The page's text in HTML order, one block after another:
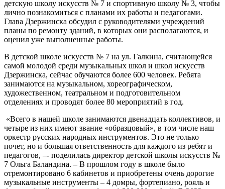
детскую школу искусств № 7 и спортивную школу № 3, чтобы
лично познакомиться с планами их работы и педагогами.
Глава Дзержинска обсудил с руководителями учреждений
планы по ремонту зданий, в которых они располагаются, и
оценил уже выполненные работы.
В детской школе искусств № 7 на ул. Галкина, считающейся
самой молодой среди музыкальных школ и школ искусств
Дзержинска, сейчас обучаются более 600 человек. Ребята
занимаются на музыкальном, хореографическом,
художественном, театральном и подготовительном
отделениях и проводят более 80 мероприятий в год.
«Всего в нашей школе занимаются двенадцать коллективов, и
четыре из них имеют звание «образцовый», в том числе наш
оркестр русских народных инструментов. Это не только
почет, но и большая ответственность для каждого из ребят и
педагогов, –- поделилась директор детской школы искусств №
7 Ольга Баландина. – В прошлом году в школе было
отремонтировано 6 кабинетов и приобретены очень дорогие
музыкальные инструменты – 4 домры, фортепиано, рояль и